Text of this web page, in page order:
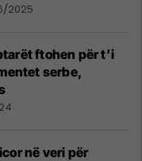
2025
ftohen për t’i
serbe,
në veri për